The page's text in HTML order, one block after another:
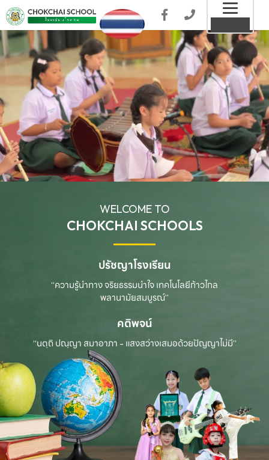
WELCOME TO
CHOKCHAI SCHOOLS
ปรัชญาโรงเรียน
“ความรู้นำทาง จริยธรรมนำใจ เทคโนโลยีก้าวไกล
พลานามัยสมบูรณ์”
คติพจน์
“นตฺถิ ปณฺญา สมาอาภา - แสงสว่างเสมอด้วยปัญญาไม่มี”